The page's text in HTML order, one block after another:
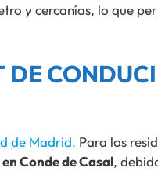
y cercanías, lo que
DE
de Madrid. Para los
Conde de Casal,